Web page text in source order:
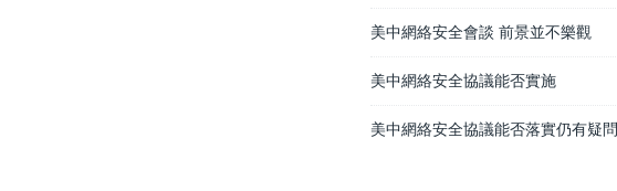
美中網絡安全會談 前景並不樂觀
美中網絡安全協議能否實施
美中網絡安全協議能否落實仍有疑問